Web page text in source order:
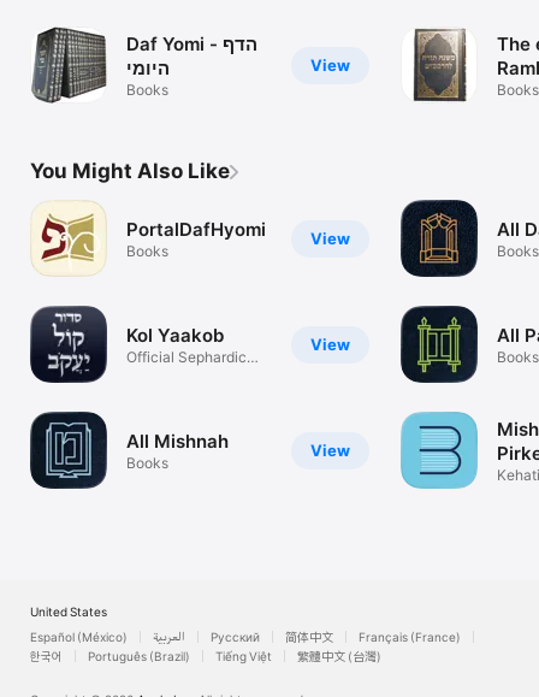
View
Daf Yomi - הדף
היומי
Books
The
mishna
Books
You Might Also Like
View
PortalDafHyomi
Books
View
Kol Yaakob
Official Sephardic
View
All Mishnah
Books
All
Books
All
Books
United States
Español (México)
العربية Русский 简体中文
Français (France)
한국어
Português (Brazil) Tiếng Việt 繁體中文 (台灣)